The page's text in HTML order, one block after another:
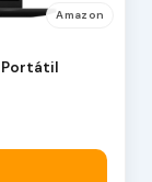
Amazon
Portátil